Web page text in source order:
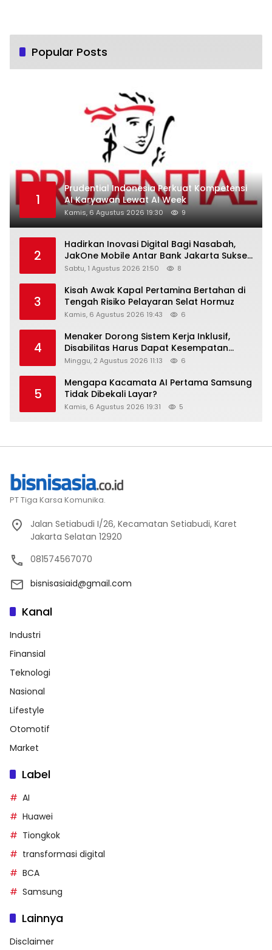
Popular Posts
1
Prudential Indonesia Perkuat Kompetensi
AI Karyawan Lewat AI Week
Kamis, 6 Agustus 2026 19:30 9
2
Hadirkan Inovasi Digital Bagi Nasabah,
JakOne Mobile Antar Bank Jakarta Sukses
Raih Digital Excellence Awards 2026
Sabtu, 1 Agustus 2026 21:50 8
3
Kisah Awak Kapal Pertamina Bertahan di
Tengah Risiko Pelayaran Selat Hormuz
Kamis, 6 Agustus 2026 19:43 6
4
Menaker Dorong Sistem Kerja Inklusif,
Disabilitas Harus Dapat Kesempatan
Setara
Minggu, 2 Agustus 2026 11:13 6
5
Mengapa Kacamata AI Pertama Samsung
Tidak Dibekali Layar?
Kamis, 6 Agustus 2026 19:31 5
PT Tiga Karsa Komunika.
Jalan Setiabudi I/26, Kecamatan Setiabudi, Karet
Jakarta Selatan 12920
081574567070
bisnisasiaid@gmail.com
Kanal
Industri
Finansial
Teknologi
Nasional
Lifestyle
Otomotif
Market
Label
AI
Huawei
Tiongkok
transformasi digital
BCA
Samsung
Lainnya
Disclaimer